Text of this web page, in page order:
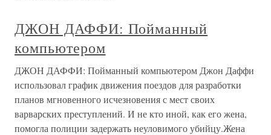
ДЖОН ДАФФИ: Пойманный
компьютером
ДЖОН ДАФФИ: Пойманный компьютером Джон Даффи
использовал график движения поездов для разработки
планов мгновенного исчезновения с мест своих
варварских преступлений. И не кто иной, как его жена,
помогла полиции задержать неуловимого убийцу.Жена